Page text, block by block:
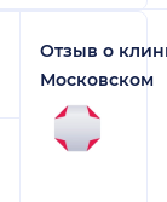
Отзыв о
Московском